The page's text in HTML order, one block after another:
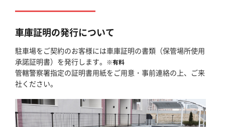
車庫証明の発行について
駐車場をご契約のお客様には車庫証明の書類（保管場所使用
承諾証明書）を発行します。 ※有料
管轄警察署指定の証明書用紙をご用意・事前連絡の上、ご来
社ください。